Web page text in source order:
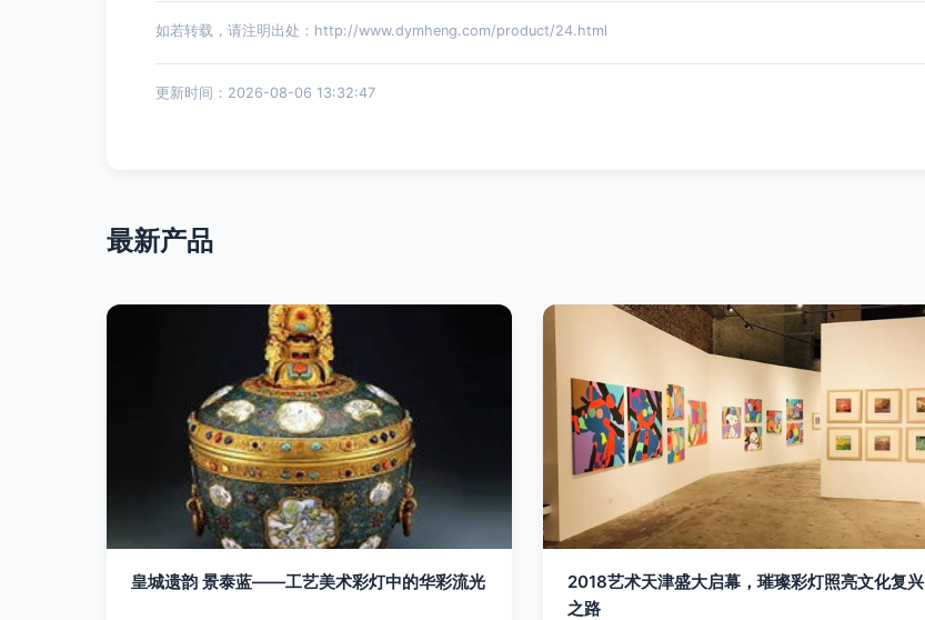
如若转载，请注明出处：http://www.dymheng.com/product/24.html
更新时间：2026-08-06 13:32:47
最新产品
皇城遗韵 景泰蓝——工艺美术彩灯中的华彩流光
2018艺术天津盛大启幕，璀璨彩灯照亮文化复兴
之路